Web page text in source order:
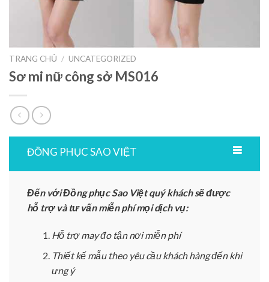
TRANG CHỦ / UNCATEGORIZED
Sơ mi nữ công sở MS016
ĐỒNG PHỤC SAO VIỆT
Đến với Đồng phục Sao Việt quý khách sẽ được
hỗ trợ và tư vấn miễn phí mọi dịch vụ:
Hỗ trợ may đo tận nơi miễn phí
Thiết kế mẫu theo yêu cầu khách hàng đến khi
ưng ý